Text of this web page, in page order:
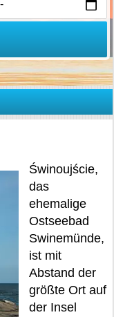
Świnoujście,
das
ehemalige
Ostseebad
Swinemünde,
ist mit
Abstand der
größte Ort auf
der Insel